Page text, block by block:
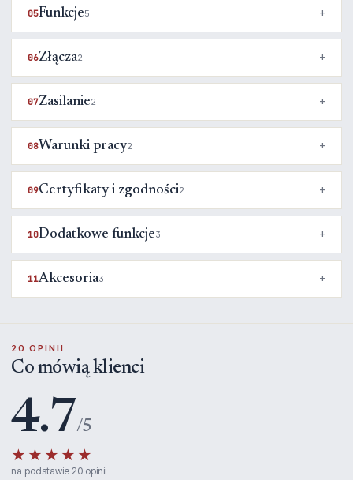
05Funkcje5
06Złącza2
07Zasilanie2
08Warunki pracy2
09Certyfikaty i zgodności2
10Dodatkowe funkcje3
11Akcesoria3
20 OPINII
Co mówią klienci
4.7/5
★★★★★
na podstawie 20 opinii